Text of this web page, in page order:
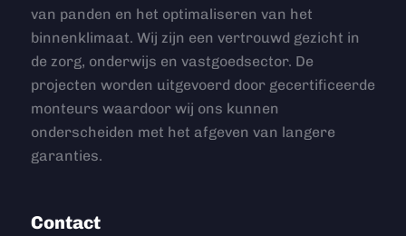
van panden en het optimaliseren van het
binnenklimaat. Wij zijn een vertrouwd gezicht in
de zorg, onderwijs en vastgoedsector. De
projecten worden uitgevoerd door gecertificeerde
monteurs waardoor wij ons kunnen
onderscheiden met het afgeven van langere
garanties.
Contact